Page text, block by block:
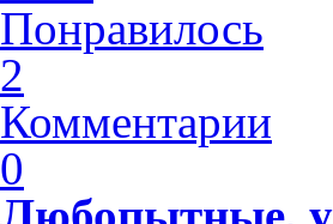
Понравилось
2
Комментарии
0